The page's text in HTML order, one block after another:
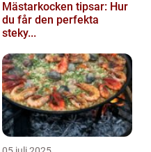
Mästarkocken tipsar: Hur
du får den perfekta
steky...